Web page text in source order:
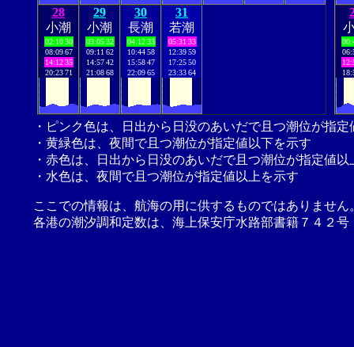
28
小潮
02:10 30
08:09 67
14:12 35
20:23 71
29
小潮
03:05 32
09:11 62
14:57 42
21:08 68
30
長潮
04:12 33
10:44 58
15:58 47
22:09 65
31
若潮
05:31 33
12:39 59
17:25 50
23:33 64
・ピンク色は、日出から日没のあいだで且つ潮位が指
・黄緑色は、夜間で且つ潮位が指定値以下を示す
・赤色は、日出から日没のあいだで且つ潮位が指定値以
・水色は、夜間で且つ潮位が指定値以上を示す
ここでの情報は、航海の用に供するものではありませ
各港の潮汐調和定数は、海上保安庁水路部書籍７４２